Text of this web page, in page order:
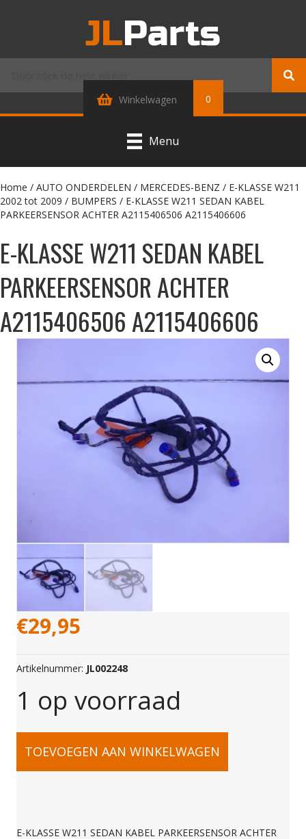
Winkelwagen 0
Menu
Home / AUTO ONDERDELEN / MERCEDES-BENZ / E-KLASSE W211
2002 tot 2009 / BUMPERS / E-KLASSE W211 SEDAN KABEL
PARKEERSENSOR ACHTER A2115406506 A2115406606
E-KLASSE W211 SEDAN KABEL
PARKEERSENSOR ACHTER
A2115406506 A2115406606
€29,95
Artikelnummer: JL002248
1 op voorraad
E-
W211
TOEVOEGEN AAN WINKELWAGEN
E-KLASSE W211 SEDAN KABEL PARKEERSENSOR ACHTER